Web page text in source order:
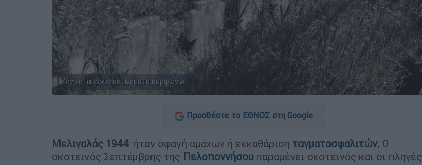
Μόνο σταυρούς σε μνήματα καρφώνω...
Προσθέστε το ΕΘΝΟΣ στη Google
Μελιγαλάς 1944: ήταν σφαγή αμάχων ή εκκαθάριση ταγματασφαλιτών; Ο
σκοτεινός Σεπτέμβρης της Πελοποννήσου παραμένει σκοτεινός και οι πληγές